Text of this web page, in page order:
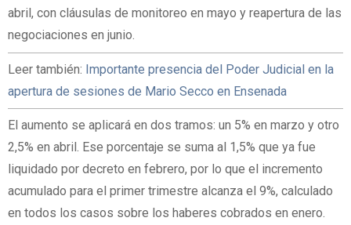
abril, con cláusulas de monitoreo en mayo y reapertura de las
negociaciones en junio.
Leer también: Importante presencia del Poder Judicial en la
apertura de sesiones de Mario Secco en Ensenada
El aumento se aplicará en dos tramos: un 5% en marzo y otro
2,5% en abril. Ese porcentaje se suma al 1,5% que ya fue
liquidado por decreto en febrero, por lo que el incremento
acumulado para el primer trimestre alcanza el 9%, calculado
en todos los casos sobre los haberes cobrados en enero.